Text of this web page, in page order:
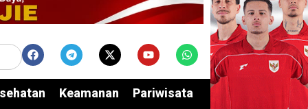
Keamanan Pariwisata Edukasi